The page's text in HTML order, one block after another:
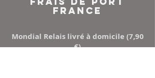
FRANCE
Mondial Relais livré à domicile (7,90
€)